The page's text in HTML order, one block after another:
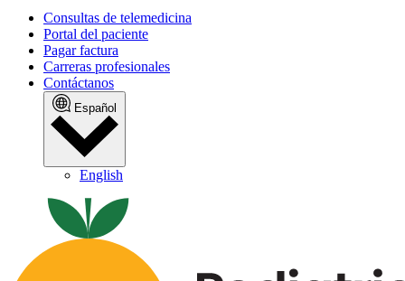
Consultas de telemedicina
Portal del paciente
Pagar factura
Carreras profesionales
Contáctanos
Español
English